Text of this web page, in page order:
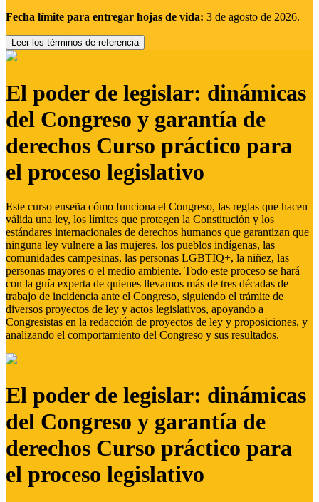
Fecha límite para entregar hojas de vida: 3 de agosto de 2026.
Leer los términos de referencia
El poder de legislar: dinámicas
del Congreso y garantía de
derechos Curso práctico para
el proceso legislativo
Este curso enseña cómo funciona el Congreso, las reglas que hacen
válida una ley, los límites que protegen la Constitución y los
estándares internacionales de derechos humanos que garantizan que
ninguna ley vulnere a las mujeres, los pueblos indígenas, las
comunidades campesinas, las personas LGBTIQ+, la niñez, las
personas mayores o el medio ambiente. Todo este proceso se hará
con la guía experta de quienes llevamos más de tres décadas de
trabajo de incidencia ante el Congreso, siguiendo el trámite de
diversos proyectos de ley y actos legislativos, apoyando a
Congresistas en la redacción de proyectos de ley y proposiciones, y
analizando el comportamiento del Congreso y sus resultados.
El poder de legislar: dinámicas
del Congreso y garantía de
derechos Curso práctico para
el proceso legislativo